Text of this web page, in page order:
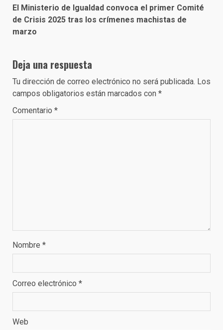
El Ministerio de Igualdad convoca el primer Comité
de Crisis 2025 tras los crímenes machistas de
marzo
Deja una respuesta
Tu dirección de correo electrónico no será publicada. Los
campos obligatorios están marcados con *
Comentario *
Nombre *
Correo electrónico *
Web